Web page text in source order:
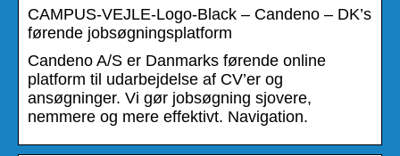
CAMPUS-VEJLE-Logo-Black – Candeno – DK’s
førende jobsøgningsplatform
Candeno A/S er Danmarks førende online
platform til udarbejdelse af CV’er og
ansøgninger. Vi gør jobsøgning sjovere,
nemmere og mere effektivt. Navigation.